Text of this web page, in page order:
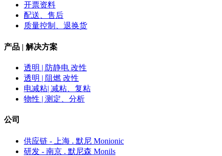
开票资料
配送、售后
质量控制、退换货
产品 | 解决方案
透明 | 防静电 改性
透明 | 阻燃 改性
电减粘| 减粘、复粘
物性 | 测定、分析
公司
供应链 - 上海 . 默尼 Monionic
研发 - 南京 . 默尼森 Monils